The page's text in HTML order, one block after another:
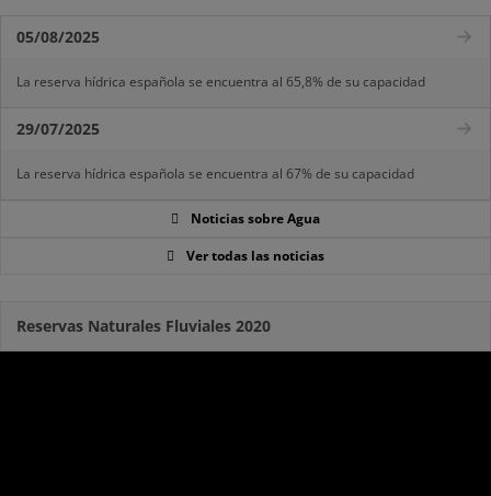
05/08/2025
La reserva hídrica española se encuentra al 65,8% de su capacidad
29/07/2025
La reserva hídrica española se encuentra al 67% de su capacidad
Noticias sobre Agua
Ver todas las noticias
Reservas Naturales Fluviales 2020